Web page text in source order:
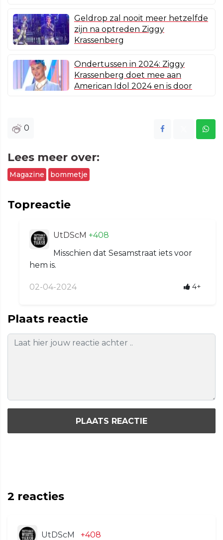
Geldrop zal nooit meer hetzelfde
zijn na optreden Ziggy
Krassenberg
Ondertussen in 2024: Ziggy
Krassenberg doet mee aan
American Idol 2024 en is door
0
Lees meer over:
Magazine bommetje
Topreactie
UtDScM +408
Misschien dat Sesamstraat iets voor
hem is.
02-04-2024 4+
Plaats reactie
PLAATS REACTIE
2 reacties
UtDScM +408